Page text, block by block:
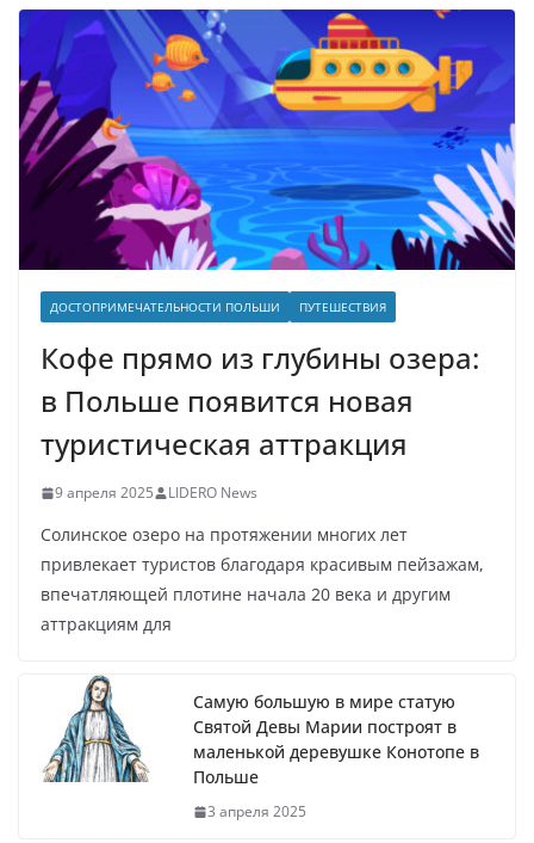
ДОСТОПРИМЕЧАТЕЛЬНОСТИ ПОЛЬШИ ПУТЕШЕСТВИЯ
Кофе прямо из глубины озера:
в Польше появится новая
туристическая аттракция
9 апреля 2025 LIDERO News
Солинское озеро на протяжении многих лет
привлекает туристов благодаря красивым пейзажам,
впечатляющей плотине начала 20 века и другим
аттракциям для
Самую большую в мире статую
Святой Девы Марии построят в
маленькой деревушке Конотопе в
Польше
3 апреля 2025